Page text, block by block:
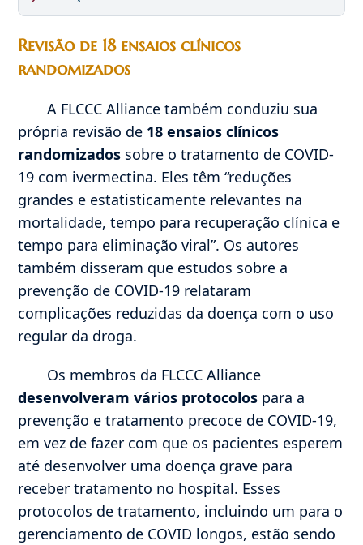
Revisão de 18 ensaios clínicos
randomizados
A FLCCC Alliance também conduziu sua
própria revisão de 18 ensaios clínicos
randomizados sobre o tratamento de COVID-
19 com ivermectina. Eles têm “reduções
grandes e estatisticamente relevantes na
mortalidade, tempo para recuperação clínica e
tempo para eliminação viral”. Os autores
também disseram que estudos sobre a
prevenção de COVID-19 relataram
complicações reduzidas da doença com o uso
regular da droga.
Os membros da FLCCC Alliance
desenvolveram vários protocolos para a
prevenção e tratamento precoce de COVID-19,
em vez de fazer com que os pacientes esperem
até desenvolver uma doença grave para
receber tratamento no hospital. Esses
protocolos de tratamento, incluindo um para o
gerenciamento de COVID longos, estão sendo